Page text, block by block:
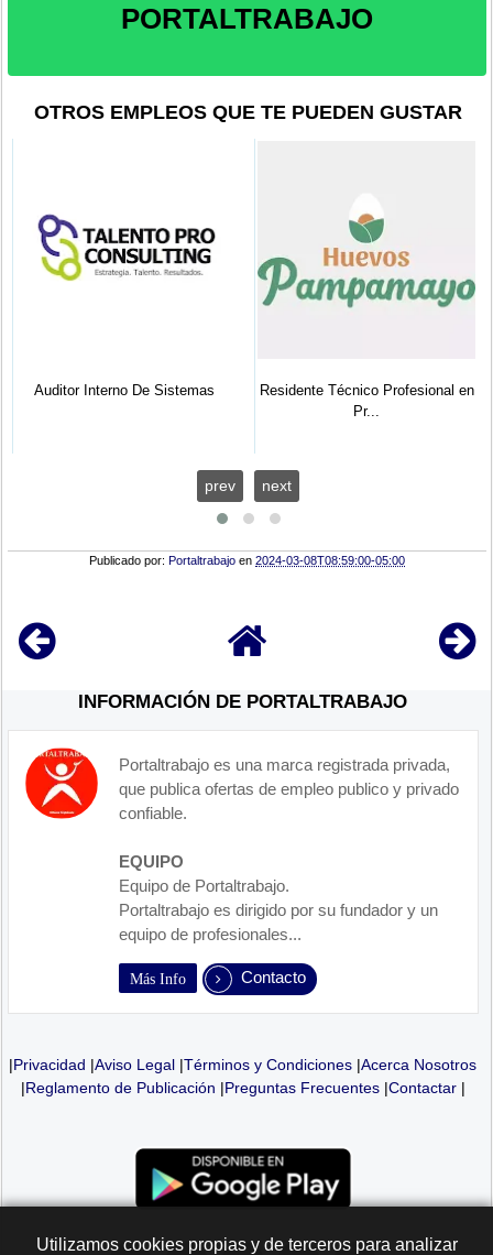
PORTALTRABAJO
OTROS EMPLEOS QUE TE PUEDEN GUSTAR
Auditor Interno De Sistemas
Residente Técnico Profesional en
Pr...
prev next
Publicado por: Portaltrabajo en2024-03-08T08:59:00-05:00
INFORMACIÓN DE PORTALTRABAJO
Portaltrabajo es una marca registrada privada,
que publica ofertas de empleo publico y privado
confiable.
EQUIPO
Equipo de Portaltrabajo.
Portaltrabajo es dirigido por su fundador y un
equipo de profesionales...
Más Info Contacto
|Privacidad |Aviso Legal |Términos y Condiciones |Acerca Nosotros
|Reglamento de Publicación |Preguntas Frecuentes|Contactar|
Utilizamos cookies propias y de terceros para analizar